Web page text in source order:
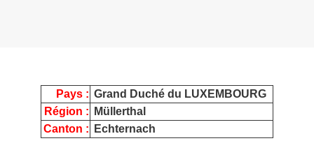
Pays : Grand Duché du LUXEMBOURG
Région :
Müllerthal
Canton :
Echternach